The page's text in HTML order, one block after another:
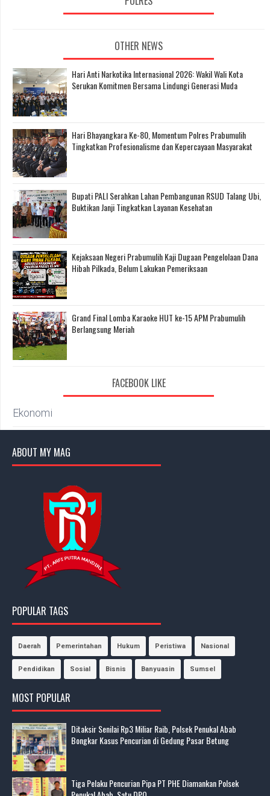
OTHER NEWS
Hari Anti Narkotika Internasional 2026: Wakil Wali Kota
Serukan Komitmen Bersama Lindungi Generasi Muda
Hari Bhayangkara Ke-80, Momentum Polres Prabumulih
Tingkatkan Profesionalisme dan Kepercayaan Masyarakat
Bupati PALI Serahkan Lahan Pembangunan RSUD Talang Ubi,
Buktikan Janji Tingkatkan Layanan Kesehatan
Kejaksaan Negeri Prabumulih Kaji Dugaan Pengelolaan Dana
Hibah Pilkada, Belum Lakukan Pemeriksaan
Grand Final Lomba Karaoke HUT ke-15 APM Prabumulih
Berlangsung Meriah
FACEBOOK LIKE
Ekonomi
ABOUT MY MAG
POPULAR TAGS
Daerah Pemerintahan Hukum Peristiwa Nasional
Pendidikan Sosial Bisnis Banyuasin Sumsel
MOST POPULAR
Ditaksir Senilai Rp3 Miliar Raib, Polsek Penukal Abab
Bongkar Kasus Pencurian di Gedung Pasar Betung
Tiga Pelaku Pencurian Pipa PT PHE Diamankan Polsek